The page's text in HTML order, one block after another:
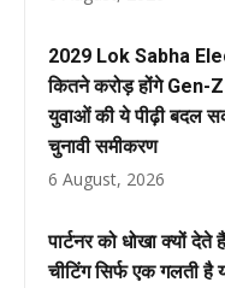
2029 Lok Sabha
कितने करोड़ होंगे Gen-Z
युवाओं की ये पीढ़ी बदल
चुनावी समीकरण
6 August, 2026
पार्टनर को धोखा क्यों देते
चीटिंग सिर्फ एक गलती है